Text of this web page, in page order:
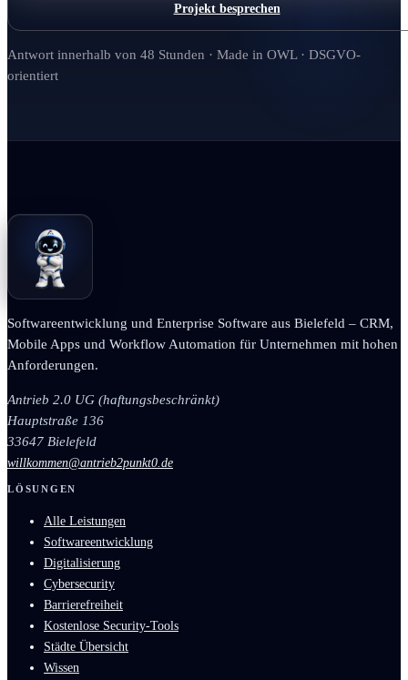
Projekt besprechen
Antwort innerhalb von 48 Stunden · Made in OWL · DSGVO-
orientiert
Softwareentwicklung und Enterprise Software aus Bielefeld – CRM,
Mobile Apps und Workflow Automation für Unternehmen mit hohen
Anforderungen.
Antrieb 2.0 UG (haftungsbeschränkt)
Hauptstraße 136
33647 Bielefeld
willkommen@antrieb2punkt0.de
LÖSUNGEN
Alle Leistungen
Softwareentwicklung
Digitalisierung
Cybersecurity
Barrierefreiheit
Kostenlose Security-Tools
Städte Übersicht
Wissen